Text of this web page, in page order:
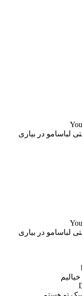
لباسامو در بیاری
لباسامو در بیاری